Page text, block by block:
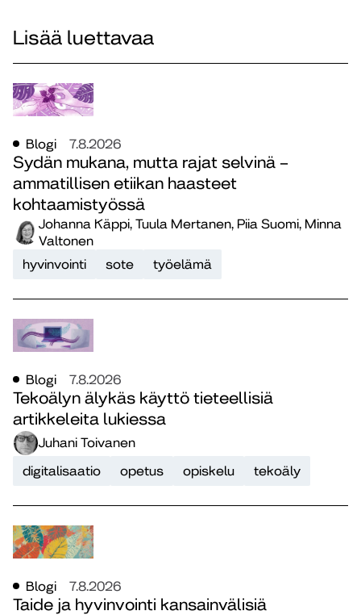
Lisää luettavaa
Blogi 7.8.2026
Sydän mukana, mutta rajat selvinä –
ammatillisen etiikan haasteet
kohtaamistyössä
Johanna Käppi, Tuula Mertanen, Piia Suomi, Minna
Valtonen
hyvinvointi
sote työelämä
Blogi 7.8.2026
Tekoälyn älykäs käyttö tieteellisiä
artikkeleita lukiessa
Juhani Toivanen
digitalisaatio
opetus opiskelu tekoäly
Blogi 7.8.2026
Taide ja hyvinvointi kansainvälisiä